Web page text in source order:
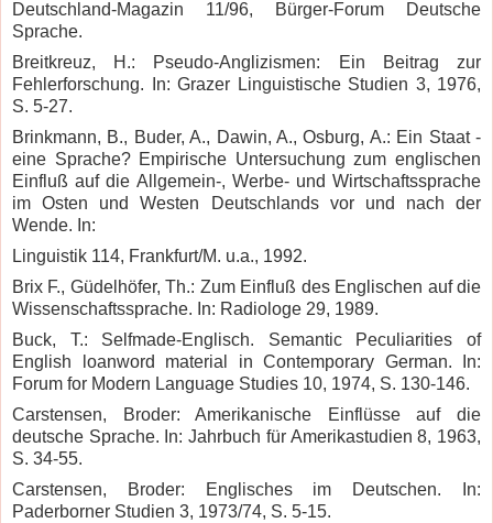
Deutschland-Magazin 11/96, Bürger-Forum Deutsche
Sprache.
Breitkreuz, H.: Pseudo-Anglizismen: Ein Beitrag zur
Fehlerforschung. In: Grazer Linguistische Studien 3, 1976,
S. 5-27.
Brinkmann, B., Buder, A., Dawin, A., Osburg, A.: Ein Staat -
eine Sprache? Empirische Untersuchung zum englischen
Einfluß auf die Allgemein-, Werbe- und Wirtschaftssprache
im Osten und Westen Deutschlands vor und nach der
Wende. In:
Linguistik 114, Frankfurt/M. u.a., 1992.
Brix F., Güdelhöfer, Th.: Zum Einfluß des Englischen auf die
Wissenschaftssprache. In: Radiologe 29, 1989.
Buck, T.: Selfmade-Englisch. Semantic Peculiarities of
English loanword material in Contemporary German.
In:
Forum for Modern Language Studies 10, 1974, S. 130-146.
Carstensen, Broder: Amerikanische Einflüsse auf die
deutsche Sprache. In: Jahrbuch für Amerikastudien 8, 1963,
S. 34-55.
Carstensen, Broder: Englisches im Deutschen. In:
Paderborner Studien 3, 1973/74, S. 5-15.